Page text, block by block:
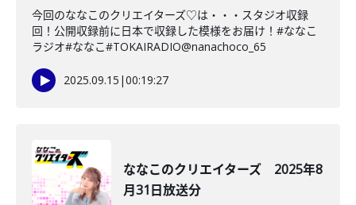
今回のななこのクリエイターズ♡は・・・スタジオ収録
回！公開収録前に日本で収録した模様をお届け！#ななこ
ラジオ#ななこ#TOKAIRADIO@nanachoco_65
2025.09.15 |00:19:27
ななこのクリエイターズ 2025年8
月31日放送分